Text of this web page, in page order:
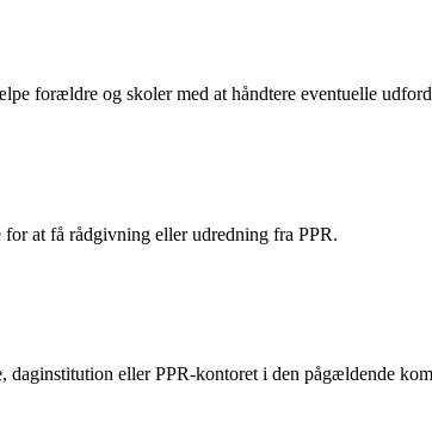
forældre og skoler med at håndtere eventuelle
at få rådgivning eller udredning fra PPR.
eller PPR-kontoret i den pågældende